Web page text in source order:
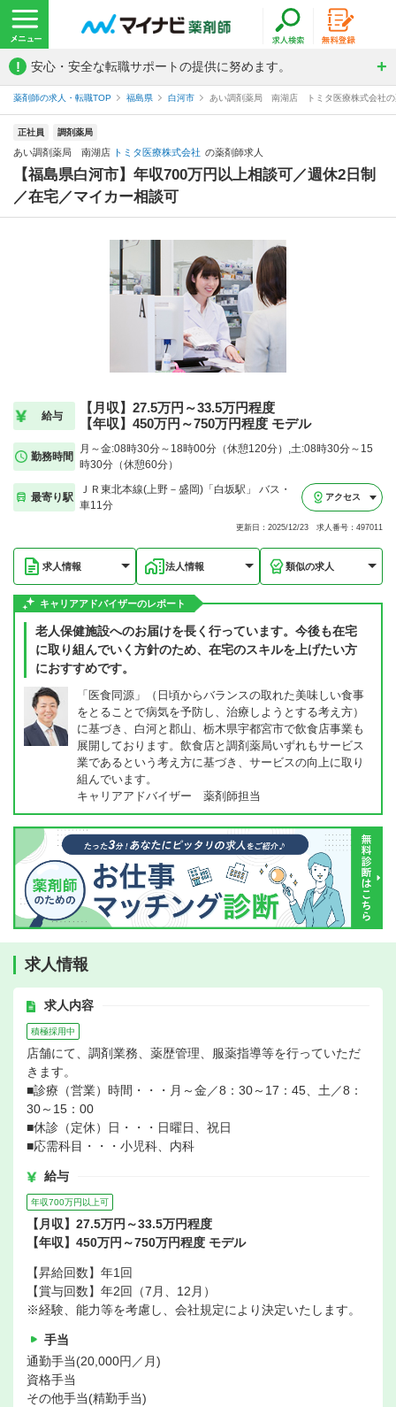
! 安心・安全な転職サポートの提供に努めます。
薬剤師の求人・転職TOP 福島県 白河市 あい調剤薬局 南湖店 トミタ医療株式会社の
正社員 調剤薬局
あい調剤薬局 南湖店 トミタ医療株式会社 の薬剤師求人
【福島県白河市】年収700万円以上相談可／週休2日制
／在宅／マイカー相談可
給与
【月収】27.5万円～33.5万円程度
【年収】450万円～750万円程度 モデル
勤務時間
月～金:08時30分～18時00分（休憩120分）,土:08時30分～15
時30分（休憩60分）
最寄り駅
ＪＲ東北本線(上野－盛岡)「白坂駅」 バス・
車11分
アクセス
更新日：2025/12/23 求人番号：497011
求人情報 法人情報 類似の求人
キャリアアドバイザーのレポート
老人保健施設へのお届けを長く行っています。今後も在宅
に取り組んでいく方針のため、在宅のスキルを上げたい方
におすすめです。
「医食同源」（日頃からバランスの取れた美味しい食事
をとることで病気を予防し、治療しようとする考え方）
に基づき、白河と郡山、栃木県宇都宮市で飲食店事業も
展開しております。飲食店と調剤薬局いずれもサービス
業であるという考え方に基づき、サービスの向上に取り
組んでいます。
キャリアアドバイザー 薬剤師担当
求人情報
求人内容
積極採用中
店舗にて、調剤業務、薬歴管理、服薬指導等を行っていただ
きます。
■診療（営業）時間・・・月～金／8：30～17：45、土／8：
30～15：00
■休診（定休）日・・・日曜日、祝日
■応需科目・・・小児科、内科
給与
年収700万円以上可
【月収】27.5万円～33.5万円程度
【年収】450万円～750万円程度 モデル
【昇給回数】年1回
【賞与回数】年2回（7月、12月）
※経験、能力等を考慮し、会社規定により決定いたします。
手当
通勤手当(20,000円／月)
資格手当
その他手当(精勤手当)